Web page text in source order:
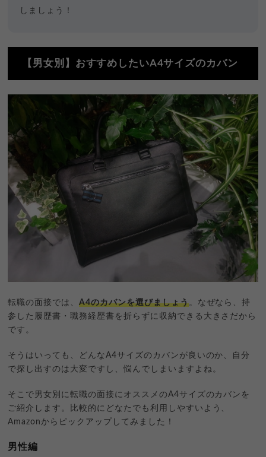
しましょう！
【男女別】おすすめしたいA4サイズのカバン
転職の面接では、A4のカバンを選びましょう。なぜなら、持
参した履歴書・職務経歴書を折らずに収納できる大きさだから
です。
そうはいっても、どんなA4サイズのカバンが良いのか、自分
で探し出すのは大変ですし、悩んでしまいますよね。
そこで男女別に転職の面接にオススメのA4サイズのカバンを
ご紹介します。比較的にどなたでも利用しやすいよう、
Amazonからピックアップしてみました！
男性編